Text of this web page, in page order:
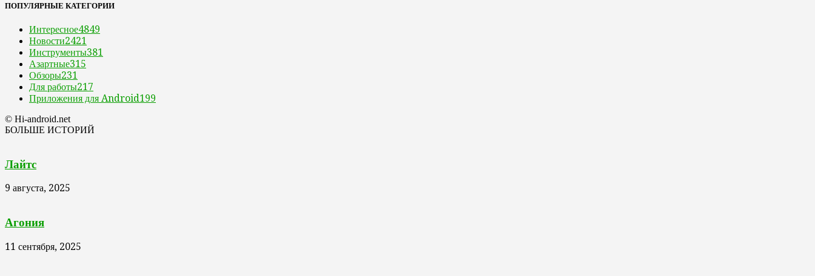
ПОПУЛЯРНЫЕ КАТЕГОРИИ
Интересное4849
Новости2421
Инструменты381
Азартные315
Обзоры231
Для работы217
Приложения для Android199
© Hi-android.net
БОЛЬШЕ ИСТОРИЙ
Лайтс
9 августа, 2025
Агония
11 сентября, 2025